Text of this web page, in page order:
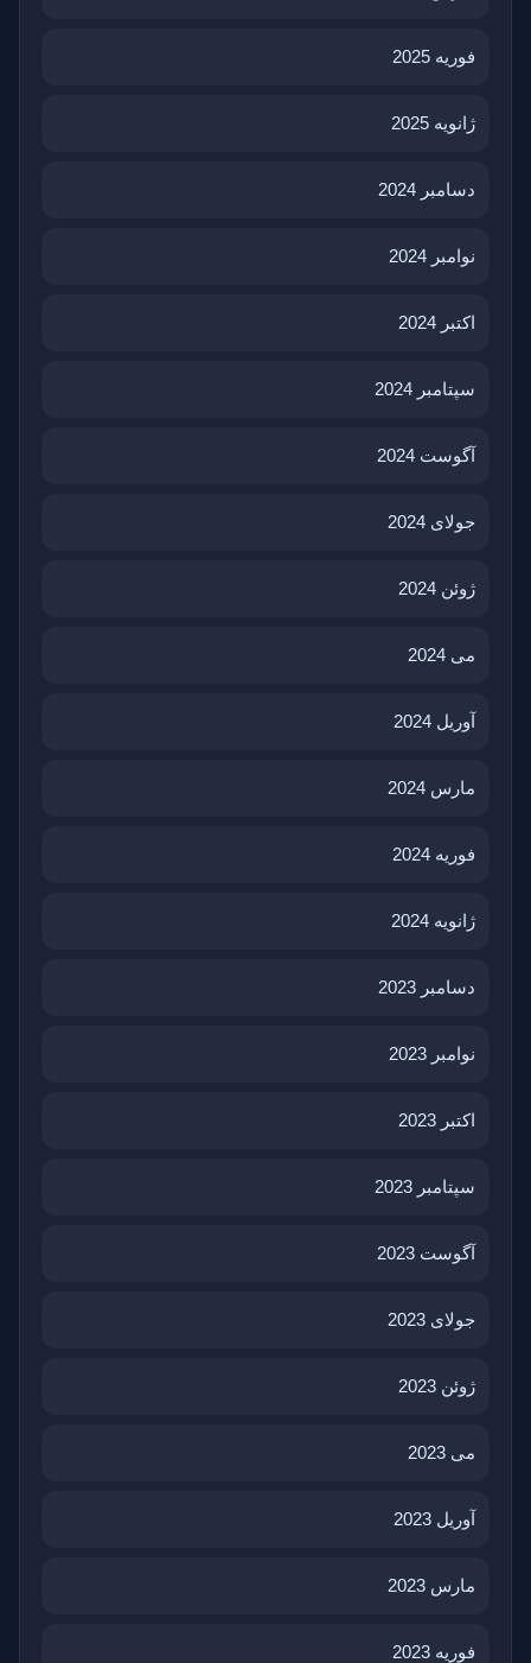
فوریه 2025
ژانویه 2025
دسامبر 2024
نوامبر 2024
اکتبر 2024
سپتامبر 2024
آگوست 2024
جولای 2024
ژوئن 2024
می 2024
آوریل 2024
مارس 2024
فوریه 2024
ژانویه 2024
دسامبر 2023
نوامبر 2023
اکتبر 2023
سپتامبر 2023
آگوست 2023
جولای 2023
ژوئن 2023
می 2023
آوریل 2023
مارس 2023
فوریه 2023